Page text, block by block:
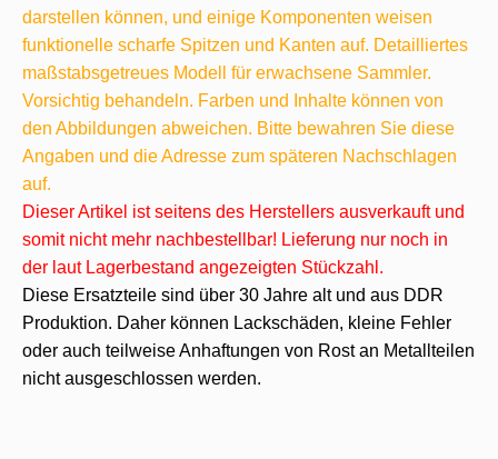
darstellen können, und einige Komponenten weisen
funktionelle scharfe Spitzen und Kanten auf. Detailliertes
maßstabsgetreues Modell für erwachsene Sammler.
Vorsichtig behandeln. Farben und Inhalte können von
den Abbildungen abweichen. Bitte bewahren Sie diese
Angaben und die Adresse zum späteren Nachschlagen
auf.
Dieser Artikel ist seitens des Herstellers ausverkauft und
somit nicht mehr nachbestellbar! Lieferung nur noch in
der laut Lagerbestand angezeigten Stückzahl.
Diese Ersatzteile sind über 30 Jahre alt und aus DDR
Produktion. Daher können Lackschäden, kleine Fehler
oder auch teilweise Anhaftungen von Rost an Metallteilen
nicht ausgeschlossen werden.